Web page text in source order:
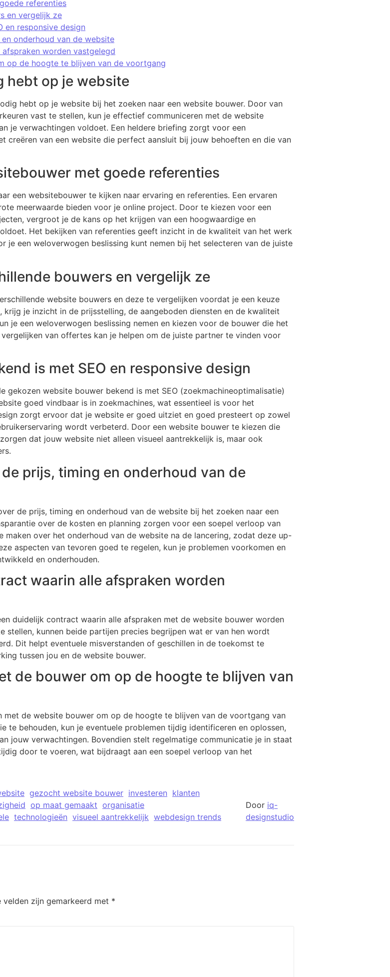
referenties
en vergelijk ze
en responsive design
onderhoud van de website
worden vastgelegd
op de hoogte te blijven van de voortgang
hebt op je website
hebt op je website bij het zoeken naar een website bouwer. Door van
vast te stellen, kun je effectief communiceren met de website
je verwachtingen voldoet. Een heldere briefing zorgt voor een
creëren van een website die perfect aansluit bij jouw behoeften en die van
met goede referenties
een websitebouwer te kijken naar ervaring en referenties. Een ervaren
meerwaarde bieden voor je online project. Door te kiezen voor een
vergroot je de kans op het krijgen van een hoogwaardige en
Het bekijken van referenties geeft inzicht in de kwaliteit van het werk
je een weloverwogen beslissing kunt nemen bij het selecteren van de juiste
bouwers en vergelijk ze
website bouwers en deze te vergelijken voordat je een keuze
je inzicht in de prijsstelling, de aangeboden diensten en de kwaliteit
je een weloverwogen beslissing nemen en kiezen voor de bouwer die het
van offertes kan je helpen om de juiste partner te vinden voor
is met SEO en responsive design
gekozen website bouwer bekend is met SEO (zoekmachineoptimalisatie)
goed vindbaar is in zoekmachines, wat essentieel is voor het
zorgt ervoor dat je website er goed uitziet en goed presteert op zowel
wordt verbeterd. Door een website bouwer te kiezen die
dat jouw website niet alleen visueel aantrekkelijk is, maar ook
prijs, timing en onderhoud van de
de prijs, timing en onderhoud van de website bij het zoeken naar een
over de kosten en planning zorgen voor een soepel verloop van
over het onderhoud van de website na de lancering, zodat deze up-
aspecten van tevoren goed te regelen, kun je problemen voorkomen en
en onderhouden.
waarin alle afspraken worden
duidelijk contract waarin alle afspraken met de website bouwer worden
kunnen beide partijen precies begrijpen wat er van hen wordt
Dit helpt eventuele misverstanden of geschillen in de toekomst te
tussen jou en de website bouwer.
de bouwer om op de hoogte te blijven van
met de website bouwer om op de hoogte te blijven van de voortgang van
te behouden, kun je eventuele problemen tijdig identificeren en oplossen,
jouw verwachtingen. Bovendien stelt regelmatige communicatie je in staat
door te voeren, wat bijdraagt aan een soepel verloop van het
gezocht website bouwer investeren klanten
op maat gemaakt organisatie
technologieën visueel aantrekkelijk webdesign trends
Door iq-
designstudio
velden zijn gemarkeerd met *